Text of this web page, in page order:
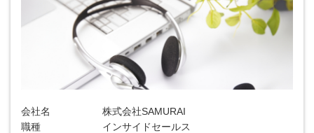
会社名
株式会社SAMURAI
職種
インサイドセールス